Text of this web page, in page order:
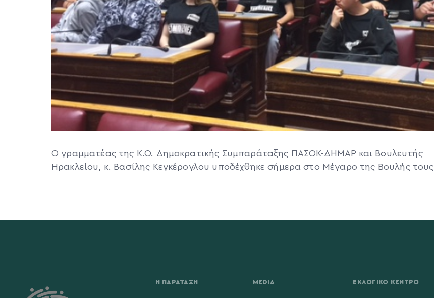
Ο γραμματέας της Κ.Ο. Δημοκρατικής Συμπαράταξης ΠΑΣΟΚ-ΔΗΜΑΡ και Βουλευτής
Ηρακλείου, κ. Βασίλης Κεγκέρογλου υποδέχθηκε σήμερα στο Μέγαρο της Βουλής τους
Η ΠΑΡΆΤΑΞΗ MEDIA ΕΚΛΟΓΙΚΌ ΚΈΝΤΡΟ